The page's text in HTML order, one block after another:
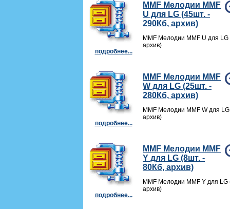
подробнее...
MMF Мелодии MMF
U для LG (45шт. -
290Кб, архив)
MMF Мелодии MMF U для
архив)
подробнее...
MMF Мелодии MMF
W для LG (25шт. -
280Кб, архив)
MMF Мелодии MMF W для
архив)
подробнее...
MMF Мелодии MMF
Y для LG (8шт. -
80Кб, архив)
MMF Мелодии MMF Y для
архив)